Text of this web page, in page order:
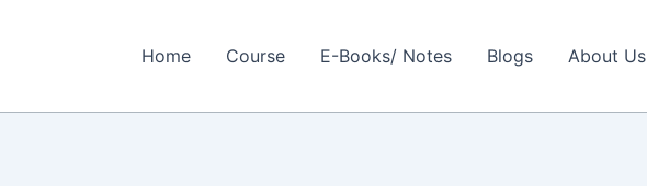
Home Course E-Books/ Notes Blogs About Us